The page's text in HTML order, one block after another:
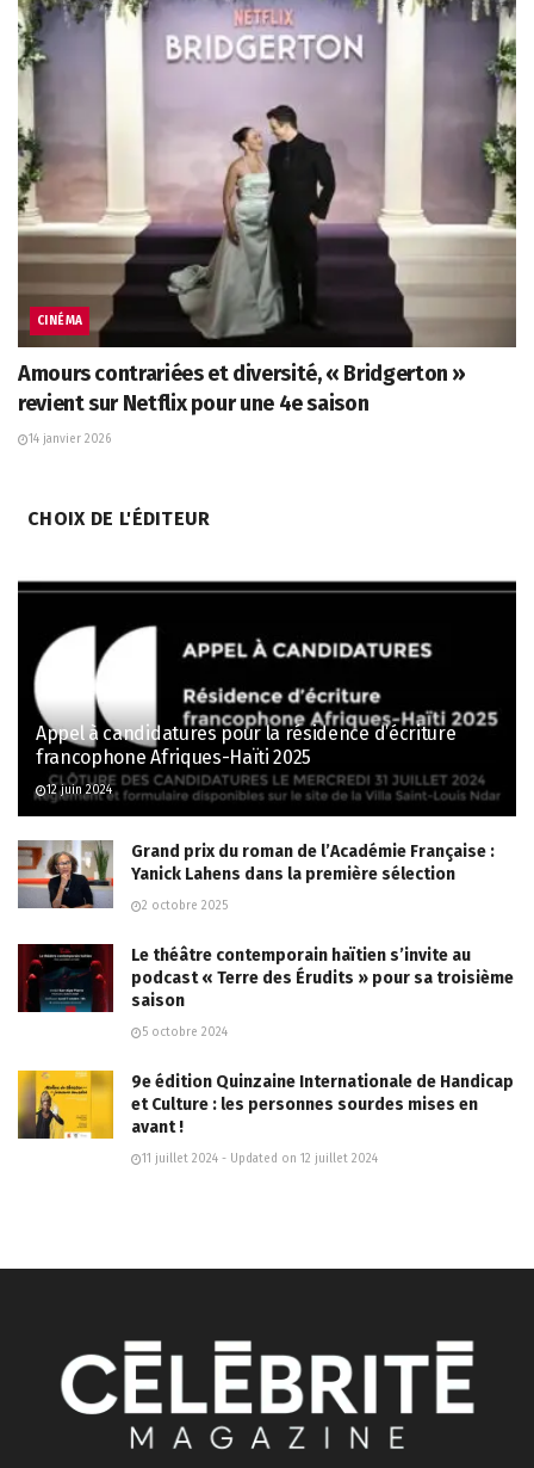
CINÉMA
Amours contrariées et diversité, « Bridgerton »
revient sur Netflix pour une 4e saison
14 janvier 2026
CHOIX DE L'ÉDITEUR
Appel à candidatures pour la résidence d’écriture
francophone Afriques-Haïti 2025
12 juin 2024
Grand prix du roman de l’Académie Française :
Yanick Lahens dans la première sélection
2 octobre 2025
Le théâtre contemporain haïtien s’invite au
podcast « Terre des Érudits » pour sa troisième
saison
5 octobre 2024
9e édition Quinzaine Internationale de Handicap
et Culture : les personnes sourdes mises en
avant !
11 juillet 2024 - Updated on 12 juillet 2024